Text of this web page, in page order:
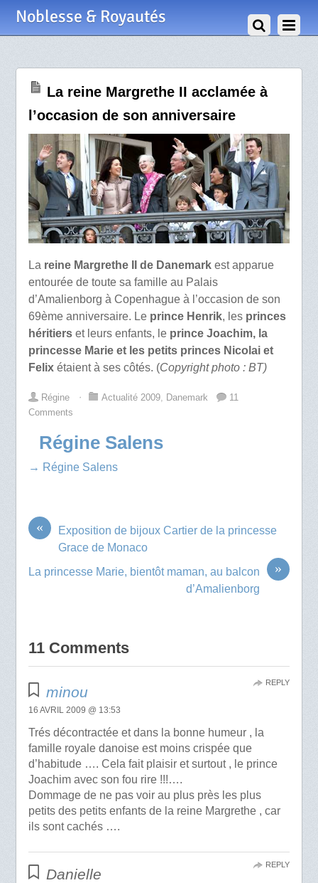
Noblesse & Royautés
La reine Margrethe II acclamée à
l’occasion de son anniversaire
La reine Margrethe II de Danemarkest apparue
entourée de toute sa famille au Palais
d’Amalienborg à Copenhague à l’occasion de son
69ème anniversaire. Le prince Henrik, les princes
héritiers et leurs enfants, le prince Joachim, la
princesse Marie et les petits princes Nicolai et
Felixétaient à ses côtés. (Copyright photo : BT)
Régine ⋅ Actualité 2009, Danemark
11
Comments
Régine Salens
→ Régine Salens
«
Exposition de bijoux Cartier de la princesse
Grace de Monaco
»
La princesse Marie, bientôt maman, au balcon
d’Amalienborg
11 Comments
minou
16 AVRIL 2009 @ 13:53
Trés décontractée et dans la bonne humeur , la
famille royale danoise est moins crispée que
d’habitude …. Cela fait plaisir et surtout , le prince
Joachim avec son fou rire !!!….
Dommage de ne pas voir au plus près les plus
petits des petits enfants de la reine Margrethe , car
ils sont cachés ….
REPLY
Danielle
REPLY